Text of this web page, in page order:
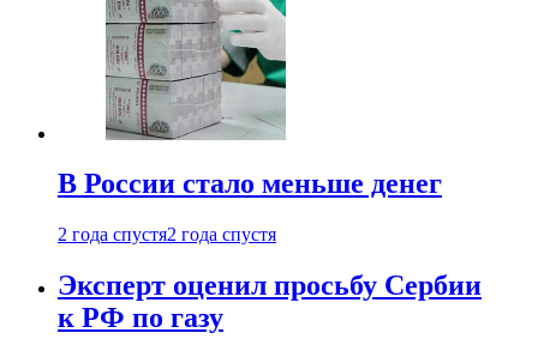
В России стало меньше денег
2 года спустя2 года спустя
Эксперт оценил просьбу Сербии
к РФ по газу